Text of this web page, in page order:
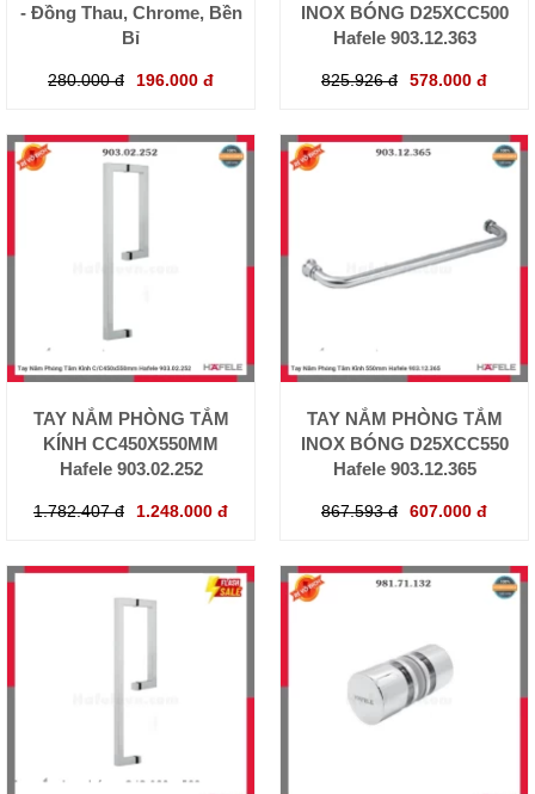
- Đồng Thau, Chrome, Bền
Bỉ
280.000 đ 196.000 đ
INOX BÓNG D25XCC500
Hafele 903.12.363
825.926 đ 578.000 đ
TAY NẮM PHÒNG TẮM
KÍNH CC450X550MM
Hafele 903.02.252
1.782.407 đ 1.248.000 đ
TAY NẮM PHÒNG TẮM
INOX BÓNG D25XCC550
Hafele 903.12.365
867.593 đ 607.000 đ